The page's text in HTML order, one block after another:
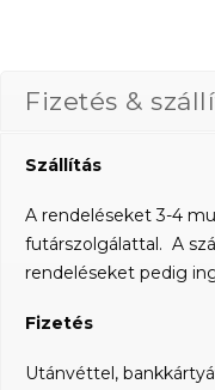
Fizetés &
Szállítás
A rendeléseket 3-4
futárszolgálattal. A
rendeléseket pedig
Fizetés
Utánvéttel,